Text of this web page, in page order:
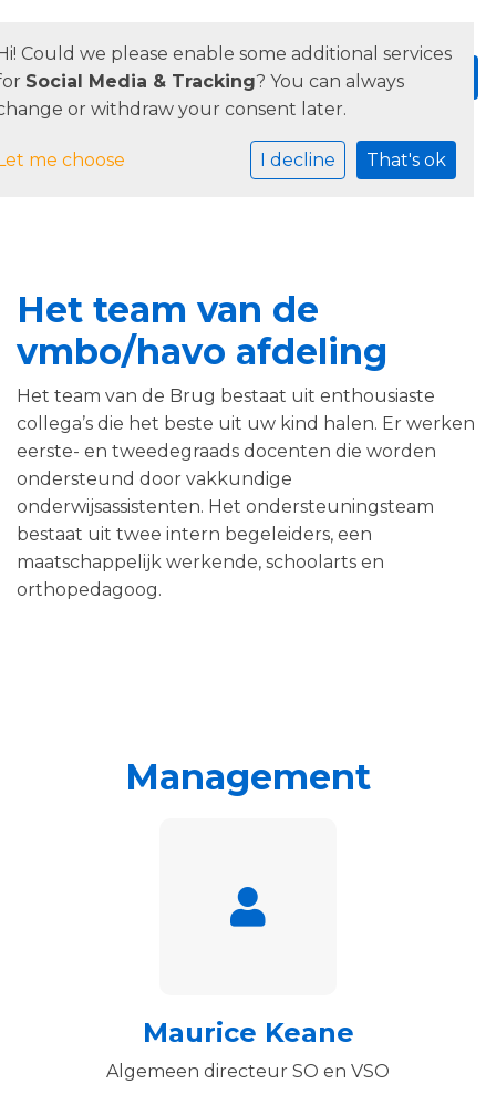
Het team van de
vmbo/havo afdeling
Het team van de Brug bestaat uit enthousiaste
collega’s die het beste uit uw kind halen. Er werken
eerste- en tweedegraads docenten die worden
ondersteund door vakkundige
onderwijsassistenten. Het ondersteuningsteam
bestaat uit twee intern begeleiders, een
maatschappelijk werkende, schoolarts en
orthopedagoog.
Management
Maurice Keane
Algemeen directeur SO en VSO
Could we please enable some additional services
Social Media & Tracking? You can always
or withdraw your consent later.
me choose I decline That's ok